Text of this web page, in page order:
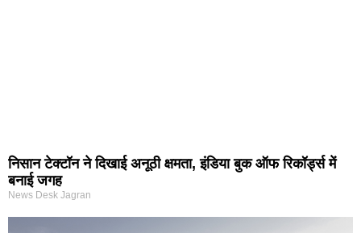
निसान टेक्टॉन ने दिखाई अनूठी क्षमता, इंडिया बुक ऑफ रिकॉर्ड्स में
बनाई जगह
News Desk Jagran